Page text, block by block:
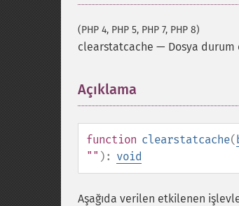
(PHP 4, PHP 5, PHP 7, PHP 8)
clearstatcache — Dosya
Açıklama
function clearstatcache(
"" ): void
Aşağıda verilen etkilenen